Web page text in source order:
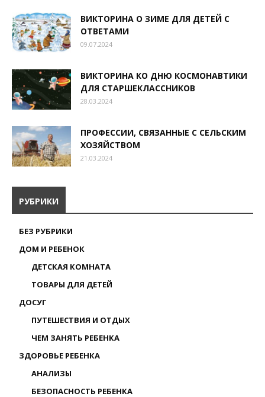
ВИКТОРИНА О ЗИМЕ ДЛЯ ДЕТЕЙ С
ОТВЕТАМИ
09.07.2024
ВИКТОРИНА КО ДНЮ КОСМОНАВТИКИ
ДЛЯ СТАРШЕКЛАССНИКОВ
28.03.2024
ПРОФЕССИИ, СВЯЗАННЫЕ С СЕЛЬСКИМ
ХОЗЯЙСТВОМ
21.03.2024
РУБРИКИ
БЕЗ РУБРИКИ
ДОМ И РЕБЕНОК
ДЕТСКАЯ КОМНАТА
ТОВАРЫ ДЛЯ ДЕТЕЙ
ДОСУГ
ПУТЕШЕСТВИЯ И ОТДЫХ
ЧЕМ ЗАНЯТЬ РЕБЕНКА
ЗДОРОВЬЕ РЕБЕНКА
АНАЛИЗЫ
БЕЗОПАСНОСТЬ РЕБЕНКА